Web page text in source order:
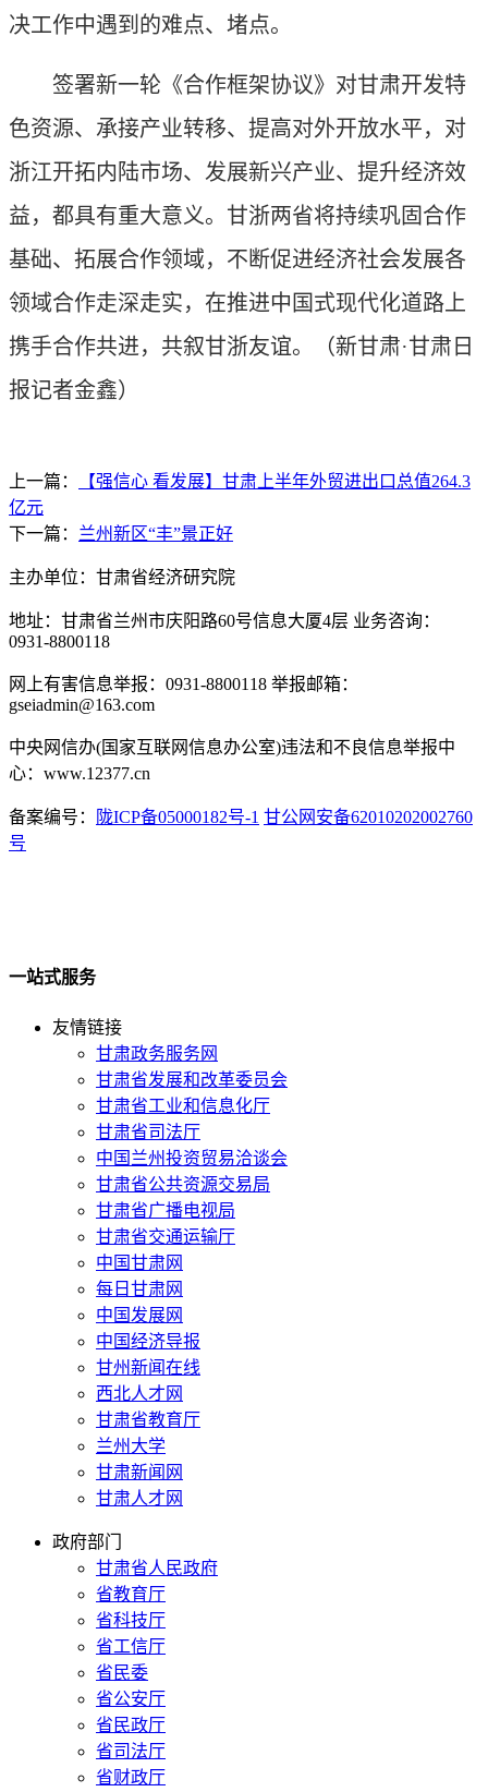
决工作中遇到的难点、堵点。
签署新一轮《合作框架协议》对甘肃开发特
色资源、承接产业转移、提高对外开放水平，对
浙江开拓内陆市场、发展新兴产业、提升经济效
益，都具有重大意义。甘浙两省将持续巩固合作
基础、拓展合作领域，不断促进经济社会发展各
领域合作走深走实，在推进中国式现代化道路上
携手合作共进，共叙甘浙友谊。
（新甘肃·甘肃日
报记者金鑫）
上一篇：
【强信心 看发展】甘肃上半年外贸进出口总值264.3
亿元
下一篇： 兰州新区“丰”景正好
主办单位：甘肃省经济研究院
地址：甘肃省兰州市庆阳路60号信息大厦4层 业务咨询：
0931-8800118
网上有害信息举报：0931-8800118 举报邮箱：
gseiadmin@163.com
中央网信办(国家互联网信息办公室)违法和不良信息举报中
心：www.12377.cn
备案编号： 陇ICP备05000182号-1 甘公网安备62010202002760
号
一站式服务
友情链接
甘肃政务服务网
甘肃省发展和改革委员会
甘肃省工业和信息化厅
甘肃省司法厅
中国兰州投资贸易洽谈会
甘肃省公共资源交易局
甘肃省广播电视局
甘肃省交通运输厅
中国甘肃网
每日甘肃网
中国发展网
中国经济导报
甘州新闻在线
西北人才网
甘肃省教育厅
兰州大学
甘肃新闻网
甘肃人才网
政府部门
甘肃省人民政府
省教育厅
省科技厅
省工信厅
省民委
省公安厅
省民政厅
省司法厅
省财政厅